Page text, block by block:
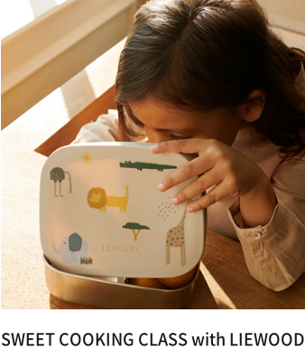
SWEET COOKING CLASS with LIEWOOD